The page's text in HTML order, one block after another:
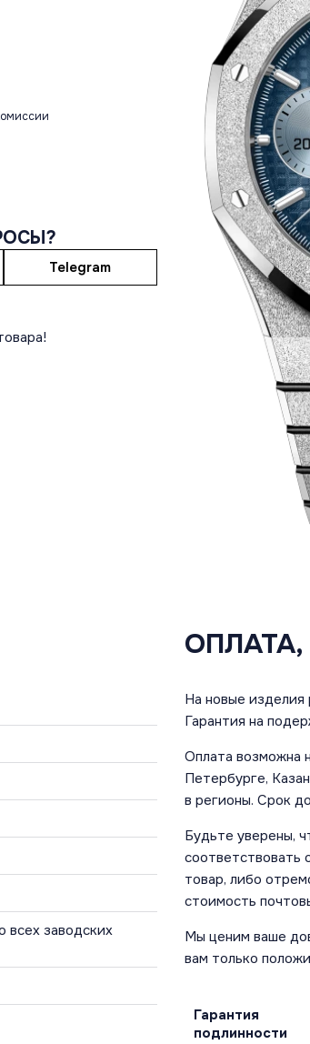
Telegram
всех заводских
На новые изделия
Гарантия на
Оплата возможна
Петербурге,
в регионы. Срок
Будьте уверены,
соответствовать
товар, либо
стоимость
Мы ценим ваше
вам только
Гарантия
подлинности